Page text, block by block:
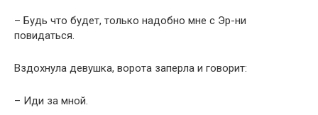
– Будь что будет, только надобно мне с Эр-ни
повидаться.
Вздохнула девушка, ворота заперла и говорит:
– Иди за мной.